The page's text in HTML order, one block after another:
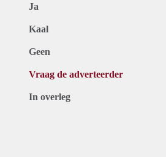
Ja
Kaal
Geen
Vraag de adverteerder
In overleg